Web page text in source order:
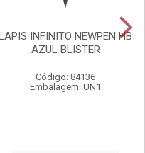
INFINITO NEWPEN HB
AZUL BLISTER
Código: 84136
Embalagem: UN1